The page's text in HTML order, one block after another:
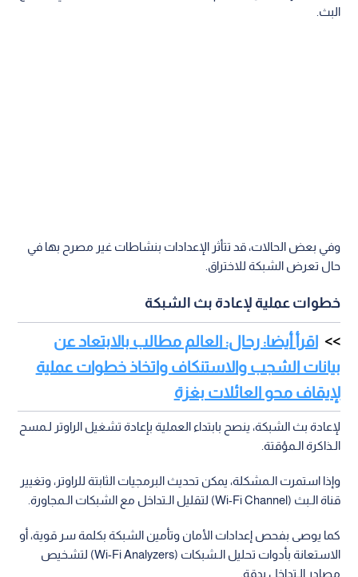
البث.
وفي بعض الحالات، قد تتأثر الإعدادات بنشاطات غير مصرح بها في
حال تعرض الشبكة للاختراق.
خطوات عملية لإعادة بث الشبكة
اقرأ أيضا: رحال: العالم مطالب بالابتعاد عن
بيانات الشجب والاستنكاف واتخاذ خطوات عملية
لإيقاف محو العائلات بغزة
لإعادة بث الشبكة، ينصح بابتداء العملية بإعادة تشغيل الراوتر لـمسح
الـذاكرة الـمؤقتة.
وإذا استمرت الـمشكلة، يمكن تحديث البرمجيات الثابتة للراوتر، وتغيير
قناة الـبث (Wi-Fi Channel) لتقليل الـتداخل مع الشبكات الـمجاورة.
كما يوصى بفحص إعدادات الأمان وتأمين الشبكة بكلمة سر قوية، أو
الاستعانة بأدوات تحليل الـشبكات (Wi-Fi Analyzers) لتشخيص
مصادر الـتداخل بدقة.